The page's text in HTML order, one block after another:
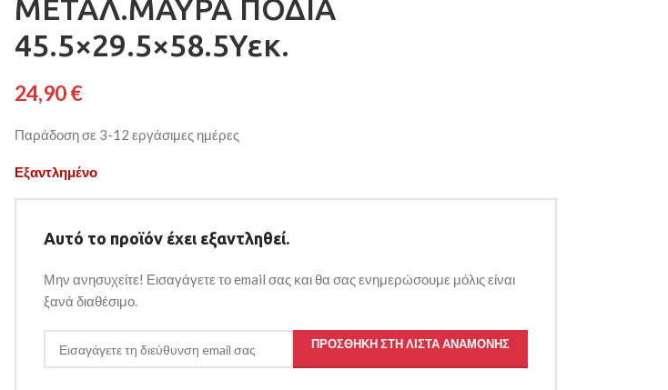
ΜΕΤΑΛ.ΜΑΥΡΑ ΠΟΔΙΑ
45.5×29.5×58.5Υεκ.
24,90€
Παράδοση σε 3-12 εργάσιμες ημέρες
Εξαντλημένο
Αυτό το προϊόν έχει εξαντληθεί.
Μην ανησυχείτε! Εισαγάγετε το email σας και θα σας ενημερώσουμε μόλις είναι
ξανά διαθέσιμο.
ΠΡΟΣΘΉΚΗ ΣΤΗ ΛΊΣΤΑ ΑΝΑΜΟΝΉΣ